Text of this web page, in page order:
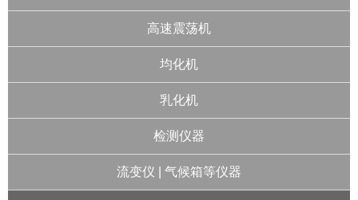
高速震荡机
均化机
乳化机
检测仪器
流变仪 | 气候箱等仪器